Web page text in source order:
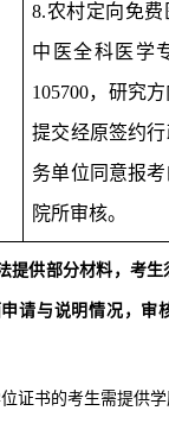
8.农村定向免
中医全科医学
105700，研究
提交经原签约
务单位同意报
院所审核。
提供部分材料，考
请与说明情况，审
证书的考生需提供